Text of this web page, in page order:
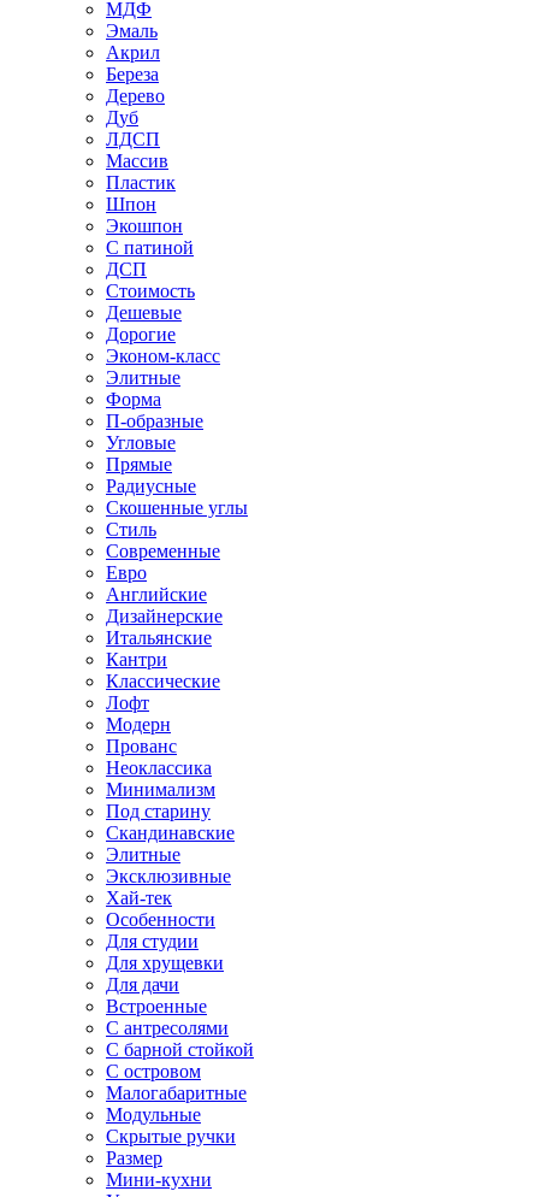
МДФ
Эмаль
Акрил
Береза
Дерево
Дуб
ЛДСП
Массив
Пластик
Шпон
Экошпон
С патиной
ДСП
Стоимость
Дешевые
Дорогие
Эконом-класс
Элитные
Форма
П-образные
Угловые
Прямые
Радиусные
Скошенные углы
Стиль
Современные
Евро
Английские
Дизайнерские
Итальянские
Кантри
Классические
Лофт
Модерн
Прованс
Неоклассика
Минимализм
Под старину
Скандинавские
Элитные
Эксклюзивные
Хай-тек
Особенности
Для студии
Для хрущевки
Для дачи
Встроенные
С антресолями
С барной стойкой
С островом
Малогабаритные
Модульные
Скрытые ручки
Размер
Мини-кухни